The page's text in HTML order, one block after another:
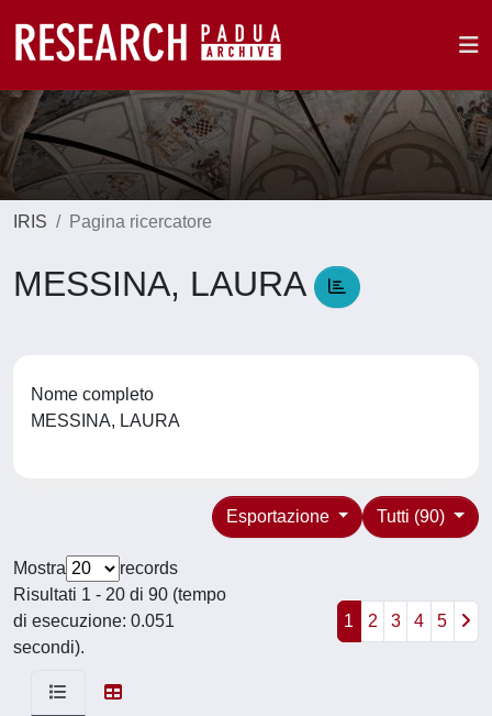
IRIS Pagina ricercatore
MESSINA, LAURA
Nome completo
MESSINA, LAURA
Tutti (90)
Esportazione
Mostra
records
Risultati 1 - 20 di 90 (tempo
di esecuzione: 0.051
secondi).
1 2 3 4 5